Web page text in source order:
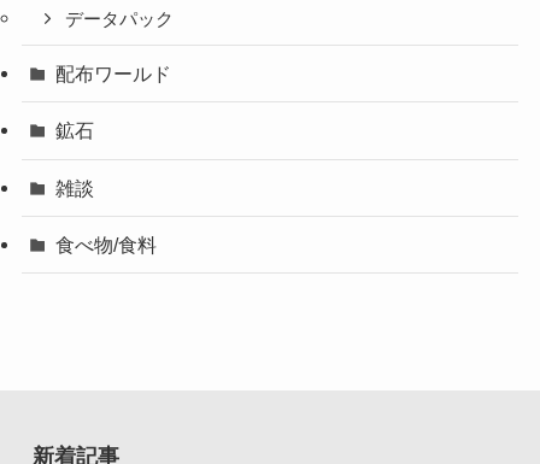
データパック
配布ワールド
鉱石
雑談
食べ物/食料
新着記事